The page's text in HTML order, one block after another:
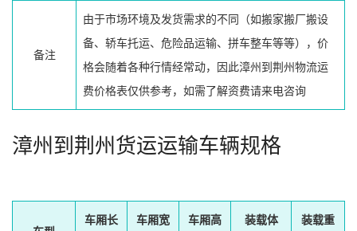
备注
由于市场环境及发货需求的不同（如搬家搬厂搬设
备、轿车托运、危险品运输、拼车整车等等），价
格会随着各种行情经常动，因此漳州到荆州物流运
费价格表仅供参考，如需了解资费请来电咨询
漳州到荆州货运运输车辆规格
车厢长
车厢宽
车厢高
装载体
装载重